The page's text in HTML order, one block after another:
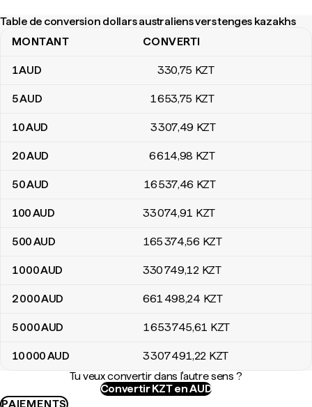
Table de conversion dollars australiens vers tenges kazakhs
Table de conversion dollars australiens vers tenges kazakhs
MONTANT CONVERTI
1AUD 330,75 KZT
5AUD 1 653,75 KZT
10AUD 3 307,49 KZT
20AUD 6 614,98 KZT
50AUD 16 537,46 KZT
100AUD 33 074,91 KZT
500AUD 165 374,56 KZT
1 000AUD 330 749,12 KZT
2 000AUD 661 498,24 KZT
5 000AUD 1 653 745,61 KZT
10 000AUD 3 307 491,22 KZT
Tu veux convertir dans l'autre sens ?
Convertir KZT en AUD
PAIEMENTS